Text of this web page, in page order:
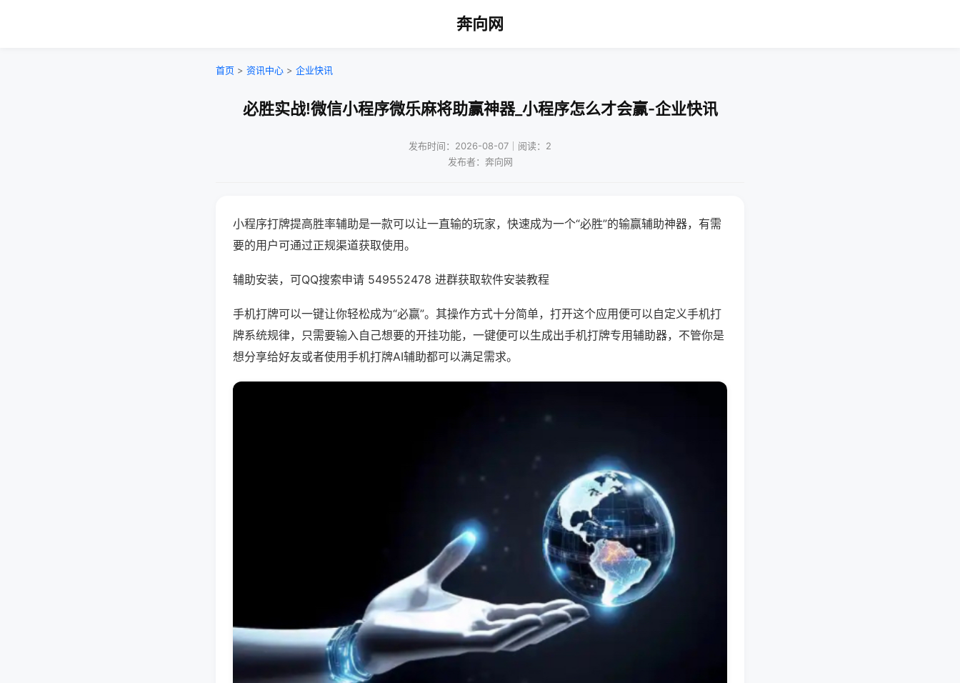
奔向网
首页 > 资讯中心 > 企业快讯
必胜实战!微信小程序微乐麻将助赢神器_小程序怎么才会赢-企业快讯
发布时间：2026-08-07｜阅读：2
发布者：奔向网
小程序打牌提高胜率辅助是一款可以让一直输的玩家，快速成为一个“必胜”的输赢辅助神器，有需
要的用户可通过正规渠道获取使用。
辅助安装，可QQ搜索申请 549552478 进群获取软件安装教程
手机打牌可以一键让你轻松成为“必赢”。其操作方式十分简单，打开这个应用便可以自定义手机打
牌系统规律，只需要输入自己想要的开挂功能，一键便可以生成出手机打牌专用辅助器，不管你是
想分享给好友或者使用手机打牌AI辅助都可以满足需求。